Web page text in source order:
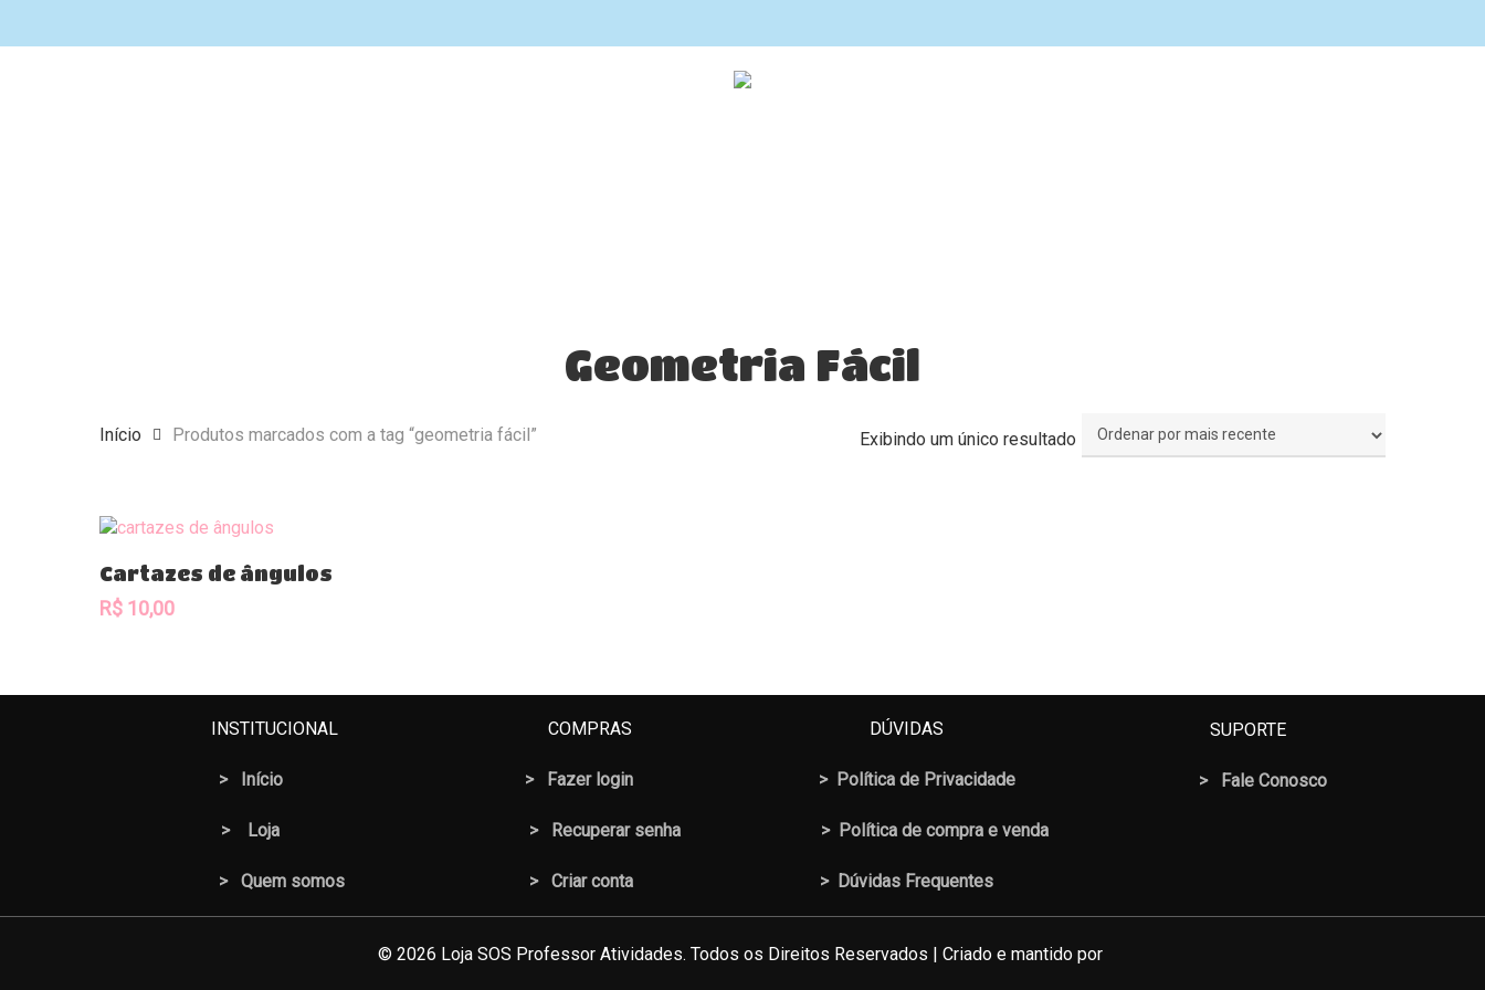
Geometria Fácil
Exibindo um único resultado
Início Produtos marcados com a tag “geometria fácil”
Comprar
Cartazes de ângulos
R$ 10,00
INSTITUCIONAL
> Início
> Loja
> Quem somos
COMPRAS
> Fazer login
> Recuperar senha
> Criar conta
DÚVIDAS
> Política de Privacidade
> Política de compra e venda
> Dúvidas Frequentes
SUPORTE
> Fale Conosco
© 2026 Loja SOS Professor Atividades. Todos os Direitos Reservados | Criado e mantido por